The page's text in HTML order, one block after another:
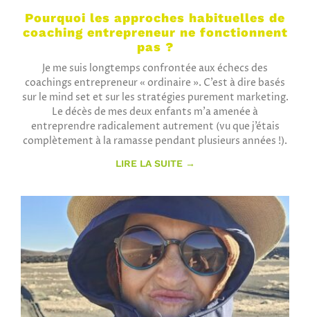
Pourquoi les approches habituelles de
coaching entrepreneur ne fonctionnent
pas ?
Je me suis longtemps confrontée aux échecs des
coachings entrepreneur « ordinaire ». C’est à dire basés
sur le mind set et sur les stratégies purement marketing.
Le décès de mes deux enfants m’a amenée à
entreprendre radicalement autrement (vu que j’étais
complètement à la ramasse pendant plusieurs années !).
LIRE LA SUITE →